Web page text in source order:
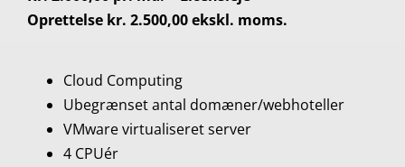
Oprettelse kr. 2.500,00 ekskl. moms.
Cloud Computing
Ubegrænset antal domæner/webhoteller
VMware virtualiseret server
4 CPUér